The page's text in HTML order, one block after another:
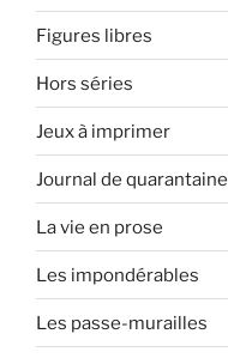
Figures libres
Hors séries
Jeux à imprimer
Journal de quarantaine
La vie en prose
Les impondérables
Les passe-murailles